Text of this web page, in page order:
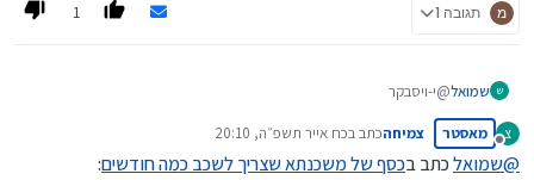
מ תגובה 1 1
ש שמואל@י-ויסבקר
וגם הרווח הוא לא משהו ביחס ל-3 חודשים
צ
מנותק
מאסטר צמיחהכתב בכח אייר תשפ״ה, 20:10
נערך לאחרונה על ידי
@שמואלכתב בכסף של משכנתא שצריך לשכב כמה חודשים: